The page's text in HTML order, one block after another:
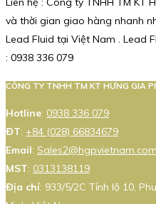
và thời gian giao hàng nhanh
Lead Fluid tại Việt Nam . Lead
: 0938 336 079
CÔNG TY TNHH TM KT HƯNG GIA
Hotline: 0938 336 079
ĐT: +84 (028) 66834679
Email: Sales2@hgpvietnam.com
MST: 0313138119
Địa chỉ: 933/5/2C Tỉnh lộ 10,